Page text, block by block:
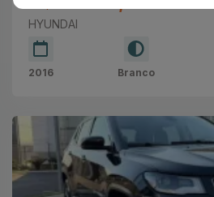
HYUNDAI
2016 Branco